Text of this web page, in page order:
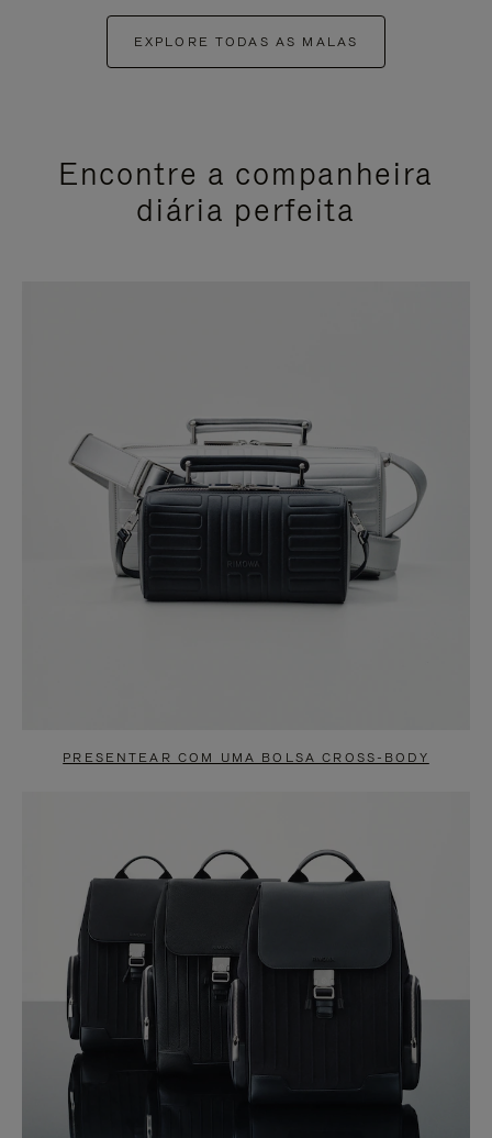
EXPLORE TODAS AS MALAS
Encontre a companheira
diária perfeita
PRESENTEAR COM UMA BOLSA CROSS-BODY